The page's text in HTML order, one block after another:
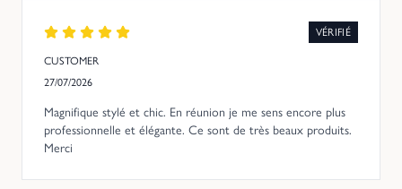
VÉRIFIÉ
CUSTOMER
27/07/2026
Magnifique stylé et chic. En réunion je me sens encore plus
professionnelle et élégante. Ce sont de très beaux produits.
Merci